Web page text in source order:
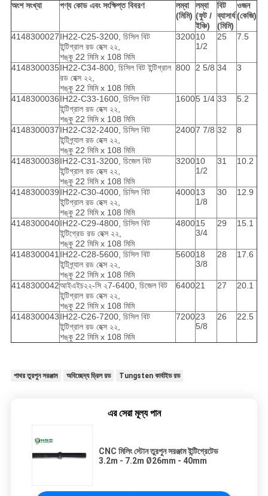
অংশ সংখ্যা
পণ্য কোড এবং সংক্ষিপ্ত বিবরণ
লম্বা
(মিমি)
লম্বা
(ফুট /
ইঞ্চি)
বিট
ব্যাসার্ধ
(মিমি)
ওজন
(কেজি)
4148300027IH22-C25-3200, চিসিল বিট
ইন্টিগ্রাল রড হেক্স ২২,
শঙ্কু 22 মিমি x 108 মিমি
320010
1/2
25 7.5
4148300035IH22-C34-800, চিসিল বিট ইন্টিগ্রাল
রড হেক্স ২২,
শঙ্কু 22 মিমি x 108 মিমি
800 2 5/8 34 3
4148300036IH22-C33-1600, চিসিল বিট
ইন্টিগ্রাল রড হেক্স ২২,
শঙ্কু 22 মিমি x 108 মিমি
16005 1/4 33 5.2
4148300037IH22-C32-2400, চিসিল বিট
ইন্টিগ্র্যাল রড হেক্স ২২,
শঙ্কু 22 মিমি x 108 মিমি
24007 7/8 32 8
4148300038IH22-C31-3200, চিজেল বিট
ইন্টিগ্রাল রড হেক্স ২২,
শঙ্কু 22 মিমি x 108 মিমি
320010
1/2
31 10.2
4148300039IH22-C30-4000, চিসিল বিট
ইন্টিগ্রাল রড হেক্স ২২,
শঙ্কু 22 মিমি x 108 মিমি
400013
1/8
30 12.9
4148300040IH22-C29-4800, চিসিল বিট
ইন্টিগ্রেড রড হেক্স ২২,
শঙ্কু 22 মিমি x 108 মিমি
480015
3/4
29 15.1
4148300041IH22-C28-5600, চিসিল বিট
ইন্টিগ্র্যাল রড হেক্স ২২,
শঙ্কু 22 মিমি x 108 মিমি
560018
3/8
28 17.6
4148300042আইএইচ২২-সি ২7-6400, চিজেল বিট
ইন্টিগ্রাল রড হেক্স ২২,
শঙ্কু 22 মিমি x 108 মিমি
640021 27 20.1
4148300043IH22-C26-7200, চিসিল বিট
ইন্টিগ্রাল রড হেক্স ২২,
শঙ্কু 22 মিমি x 108 মিমি
720023
5/8
26 22.5
পাথর তুরপুন সরঞ্জাম অবিচ্ছেদ্য ড্রিল রড Tungsten কার্বাইড রড
এর সেরা মূল্য পান
CNC মিলিং স্টোন তুরপুন সরঞ্জাম ইন্টিগ্রেটেড
3.2m - 7.2m Ø26mm - 40mm